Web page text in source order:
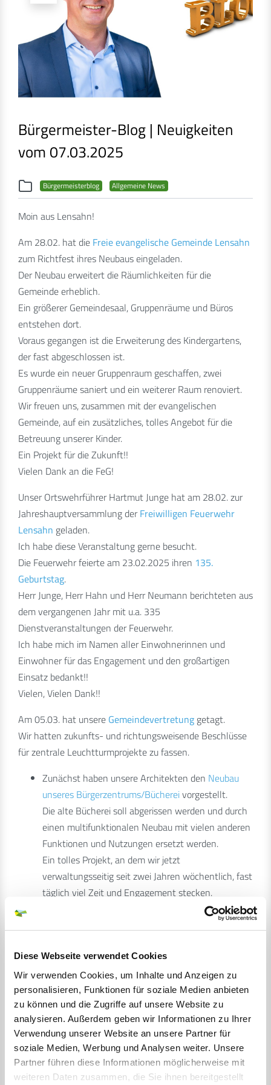
Diese Webseite verwendet Cookies
Wir verwenden Cookies, um Inhalte und Anzeigen zu
personalisieren, Funktionen für soziale Medien anbieten
zu können und die Zugriffe auf unsere Website zu
analysieren. Außerdem geben wir Informationen zu Ihrer
Verwendung unserer Website an unsere Partner für
soziale Medien, Werbung und Analysen weiter. Unsere
Partner führen diese Informationen möglicherweise mit
weiteren Daten zusammen, die Sie ihnen bereitgestellt
Bürgermeister-Blog | Neuigkeiten
vom 07.03.2025
Bürgermeisterblog Allgemeine News
Moin aus Lensahn!
Am 28.02. hat die Freie evangelische Gemeinde Lensahn
zum Richtfest ihres Neubaus eingeladen.
Der Neubau erweitert die Räumlichkeiten für die
Gemeinde erheblich.
Ein größerer Gemeindesaal, Gruppenräume und Büros
entstehen dort.
Voraus gegangen ist die Erweiterung des Kindergartens,
der fast abgeschlossen ist.
Es wurde ein neuer Gruppenraum geschaffen, zwei
Gruppenräume saniert und ein weiterer Raum renoviert.
Wir freuen uns, zusammen mit der evangelischen
Gemeinde, auf ein zusätzliches, tolles Angebot für die
Betreuung unserer Kinder.
Ein Projekt für die Zukunft!!
Vielen Dank an die FeG!
Unser Ortswehrführer Hartmut Junge hat am 28.02. zur
Jahreshauptversammlung derFreiwilligen Feuerwehr
Lensahn geladen.
Ich habe diese Veranstaltung gerne besucht.
Die Feuerwehr feierte am 23.02.2025 ihren 135.
Geburtstag.
Herr Junge, Herr Hahn und Herr Neumann berichteten aus
dem vergangenen Jahr mit u.a. 335
Dienstveranstaltungen der Feuerwehr.
Ich habe mich im Namen aller Einwohnerinnen und
Einwohner für das Engagement und den großartigen
Einsatz bedankt!!
Vielen, Vielen Dank!!
Am 05.03. hat unsere Gemeindevertretung getagt.
Wir hatten zukunfts- und richtungsweisende Beschlüsse
für zentrale Leuchtturmprojekte zu fassen.
Zunächst haben unsere Architekten den Neubau
unseres Bürgerzentrums/Büchereivorgestellt.
Die alte Bücherei soll abgerissen werden und durch
einen multifunktionalen Neubau mit vielen anderen
Funktionen und Nutzungen ersetzt werden.
Ein tolles Projekt, an dem wir jetzt
verwaltungsseitig seit zwei Jahren wöchentlich, fast
täglich viel Zeit und Engagement stecken.
Wiesenkrogneu zu gestalten.
Die vorhandenen Spielgeräte sollen Platz machen
für einen attraktiven Spiel- und Freizeitbereich, der
das Grün der Umgebung einbezieht und vielfältige
Spielmöglichkeiten bietet.
Auch ein wunderbares Projekt, wodrauf ich mich
sehr freue.
EinSpiel- und Bewegungsplatzfür Kinder und